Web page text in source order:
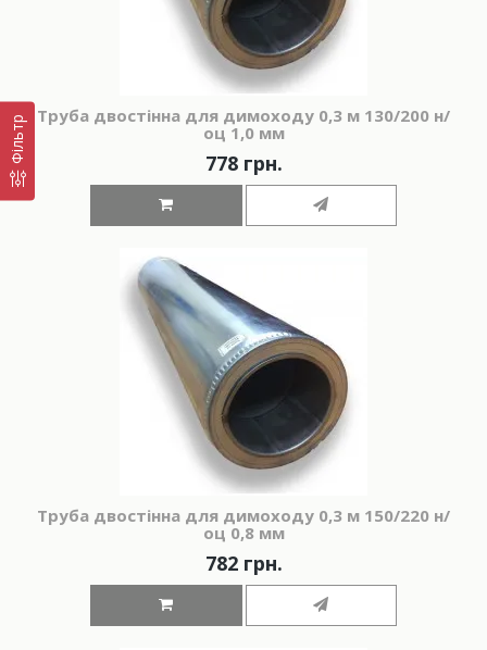
Фільтр Труба двостінна для димоходу 0,3 м 130/200 н/
оц 1,0 мм
778 грн.
Труба двостінна для димоходу 0,3 м 150/220 н/
оц 0,8 мм
782 грн.